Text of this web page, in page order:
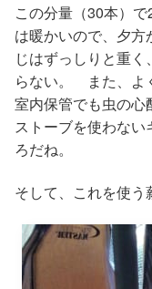
この分量（30本）
は暖かいので、夕
じはずっしりと重
らない。 また、よ
室内保管でも虫の
ストーブを使わない
ろだね。
そして、これを使う